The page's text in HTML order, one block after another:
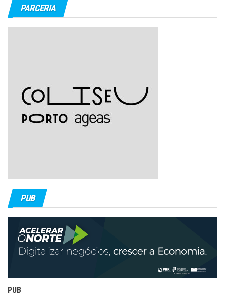
PARCERIA
PUB
PUB